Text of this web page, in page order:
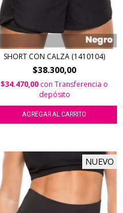
SHORT CON CALZA (1410104)
$38.300,00
$34.470,00 con Transferencia o
depósito
AGREGAR AL CARRITO
NUEVO